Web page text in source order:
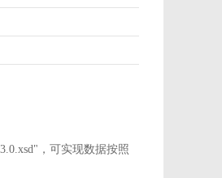
，可实现数据按照